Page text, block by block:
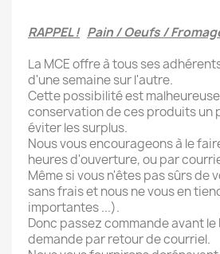
RAPPEL ! Pain / Oeufs /
La MCE offre à tous ses
d'une semaine sur l'autre.
Cette possibilité est
conservation de ces produits un
éviter les surplus.
Nous vous encourageons à le
heures d'ouverture, ou par
Même si vous n'êtes pas sûrs de
sans frais et nous ne vous en
importantes ...).
Donc passez commande avant le
demande par retour de courriel.